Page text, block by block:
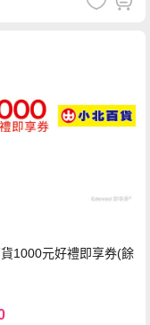
1000元好禮即享券(餘